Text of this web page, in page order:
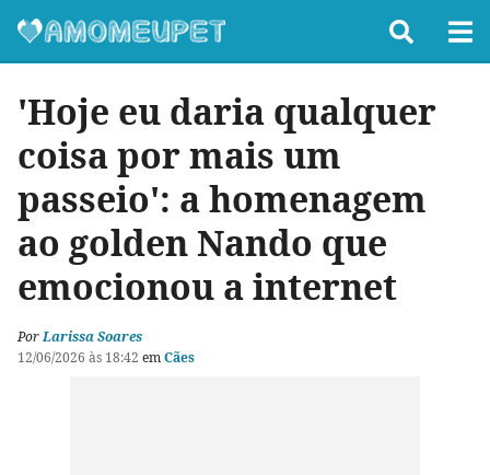
'Hoje eu daria qualquer
coisa por mais um
passeio': a homenagem
ao golden Nando que
emocionou a internet
PorLarissa Soares
12/06/2026 às 18:42 emCães